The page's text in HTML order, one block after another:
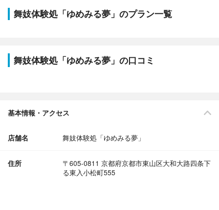
舞妓体験処「ゆめみる夢」のプラン一覧
舞妓体験処「ゆめみる夢」の口コミ
基本情報・アクセス
店舗名 舞妓体験処「ゆめみる夢」
住所
〒605-0811 京都府京都市東山区大和大路四条下
る東入小松町555